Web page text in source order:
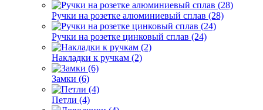
Ручки на розетке алюминиевый сплав (28)
Ручки на розетке цинковый сплав (24)
Накладки к ручкам (2)
Замки (6)
Петли (4)